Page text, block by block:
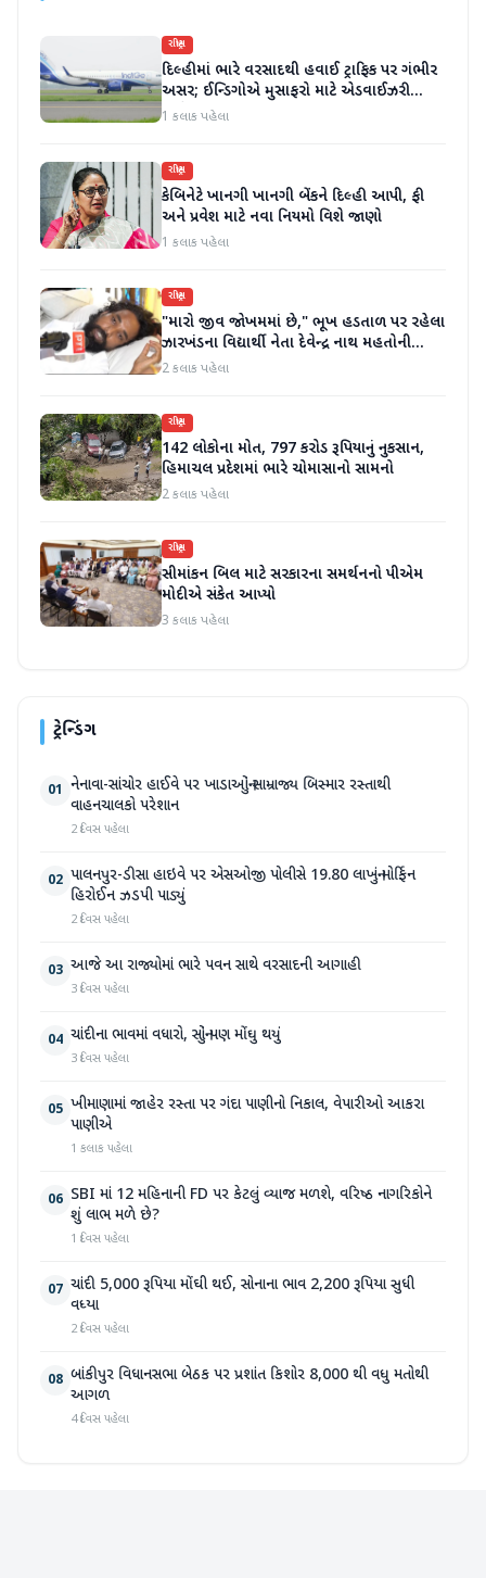
રાષ્ટ્રીય
દિલ્હીમાં ભારે વરસાદથી હવાઈ ટ્રાફિક પર ગંભીર
અસર; ઈન્ડિગોએ મુસાફરો માટે એડવાઈઝરી
જાહેર કરી
1 કલાક પહેલા
રાષ્ટ્રીય
કેબિનેટે ખાનગી ખાનગી બેંકને દિલ્હી આપી, ફી
અને પ્રવેશ માટે નવા નિયમો વિશે જાણો
1 કલાક પહેલા
રાષ્ટ્રીય
"મારો જીવ જોખમમાં છે," ભૂખ હડતાળ પર રહેલા
ઝારખંડના વિદ્યાર્થી નેતા દેવેન્દ્ર નાથ મહતોની
તબિયત ખરાબ
2 કલાક પહેલા
રાષ્ટ્રીય
142 લોકોના મોત, 797 કરોડ રૂપિયાનું નુકસાન,
હિમાચલ પ્રદેશમાં ભારે ચોમાસાનો સામનો
2 કલાક પહેલા
રાષ્ટ્રીય
સીમાંકન બિલ માટે સરકારના સમર્થનનો પીએમ
મોદીએ સંકેત આપ્યો
3 કલાક પહેલા
ટ્રેન્ડિંગ
01 નેનાવા-સાંચોર હાઈવે પર ખાડાઓનું સામ્રાજ્ય બિસ્માર રસ્તાથી
વાહનચાલકો પરેશાન
2 દિવસ પહેલા
02 પાલનપુર-ડીસા હાઇવે પર એસઓજી પોલીસે 19.80 લાખનું મોર્ફિન
હિરોઈન ઝડપી પાડ્યું
2 દિવસ પહેલા
03 આજે આ રાજ્યોમાં ભારે પવન સાથે વરસાદની આગાહી
3 દિવસ પહેલા
04 ચાંદીના ભાવમાં વધારો, સોનું પણ મોંઘુ થયું
3 દિવસ પહેલા
05 ખીમાણામાં જાહેર રસ્તા પર ગંદા પાણીનો નિકાલ, વેપારીઓ આકરા
પાણીએ
1 કલાક પહેલા
06 SBI માં 12 મહિનાની FD પર કેટલું વ્યાજ મળશે, વરિષ્ઠ નાગરિકોને
શું લાભ મળે છે?
1 દિવસ પહેલા
07 ચાંદી 5,000 રૂપિયા મોંઘી થઈ, સોનાના ભાવ 2,200 રૂપિયા સુધી
વધ્યા
2 દિવસ પહેલા
08 બાંકીપુર વિધાનસભા બેઠક પર પ્રશાંત કિશોર 8,000 થી વધુ મતોથી
આગળ
4 દિવસ પહેલા